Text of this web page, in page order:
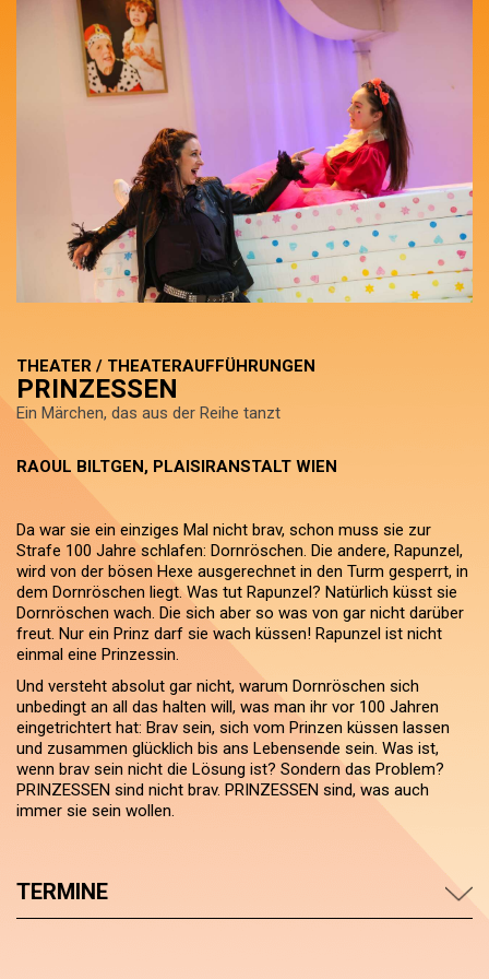
THEATER / THEATERAUFFÜHRUNGEN
PRINZESSEN
Ein Märchen, das aus der Reihe tanzt
RAOUL BILTGEN, PLAISIRANSTALT WIEN
Da war sie ein einziges Mal nicht brav, schon muss sie zur
Strafe 100 Jahre schlafen: Dornröschen. Die andere, Rapunzel,
wird von der bösen Hexe ausgerechnet in den Turm gesperrt, in
dem Dornröschen liegt. Was tut Rapunzel? Natürlich küsst sie
Dornröschen wach. Die sich aber so was von gar nicht darüber
freut. Nur ein Prinz darf sie wach küssen! Rapunzel ist nicht
einmal eine Prinzessin.
Und versteht absolut gar nicht, warum Dornröschen sich
unbedingt an all das halten will, was man ihr vor 100 Jahren
eingetrichtert hat: Brav sein, sich vom Prinzen küssen lassen
und zusammen glücklich bis ans Lebensende sein. Was ist,
wenn brav sein nicht die Lösung ist? Sondern das Problem?
PRINZESSEN sind nicht brav. PRINZESSEN sind, was auch
immer sie sein wollen.
TERMINE